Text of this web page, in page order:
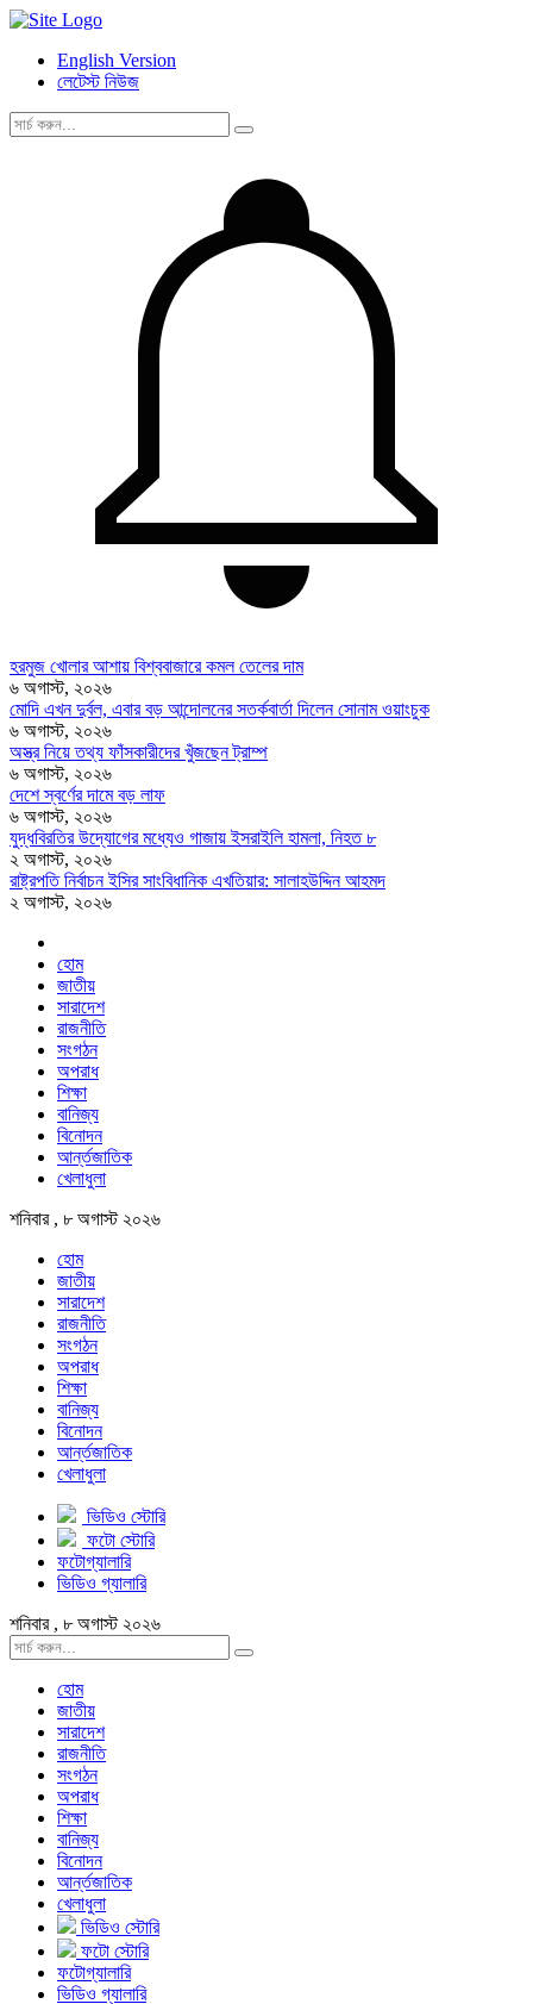
English Version
লেটেস্ট নিউজ
হরমুজ খোলার আশায় বিশ্ববাজারে কমল তেলের দাম
৬ অগাস্ট, ২০২৬
মোদি এখন দুর্বল, এবার বড় আন্দোলনের সতর্কবার্তা দিলেন সোনাম ওয়াংচুক
৬ অগাস্ট, ২০২৬
অস্ত্র নিয়ে তথ্য ফাঁসকারীদের খুঁজছেন ট্রাম্প
৬ অগাস্ট, ২০২৬
দেশে স্বর্ণের দামে বড় লাফ
৬ অগাস্ট, ২০২৬
যুদ্ধবিরতির উদ্যোগের মধ্যেও গাজায় ইসরাইলি হামলা, নিহত ৮
২ অগাস্ট, ২০২৬
রাষ্ট্রপতি নির্বাচন ইসির সাংবিধানিক এখতিয়ার: সালাহউদ্দিন আহমদ
২ অগাস্ট, ২০২৬
হোম
জাতীয়
সারাদেশ
রাজনীতি
সংগঠন
অপরাধ
শিক্ষা
বানিজ্য
বিনোদন
আর্ন্তজাতিক
খেলাধুলা
শনিবার , ৮ অগাস্ট ২০২৬
হোম
জাতীয়
সারাদেশ
রাজনীতি
সংগঠন
অপরাধ
শিক্ষা
বানিজ্য
বিনোদন
আর্ন্তজাতিক
খেলাধুলা
ভিডিও স্টোরি
ফটো স্টোরি
ফটোগ্যালারি
ভিডিও গ্যালারি
শনিবার , ৮ অগাস্ট ২০২৬
হোম
জাতীয়
সারাদেশ
রাজনীতি
সংগঠন
অপরাধ
শিক্ষা
বানিজ্য
বিনোদন
আর্ন্তজাতিক
খেলাধুলা
ভিডিও স্টোরি
ফটো স্টোরি
ফটোগ্যালারি
ভিডিও গ্যালারি